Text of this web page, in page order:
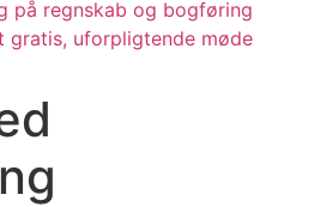
på regnskab og bogføring
gratis, uforpligtende møde